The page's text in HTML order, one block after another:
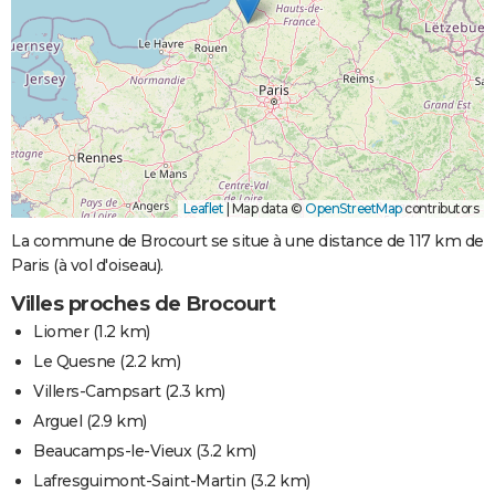
Leaflet Map data © OpenStreetMapcontributors
La commune de Brocourt se situe à une distance de 117 km de
Paris (à vol d'oiseau).
Villes proches de Brocourt
Liomer(1.2 km)
Le Quesne (2.2 km)
Villers-Campsart(2.3 km)
Arguel (2.9 km)
Beaucamps-le-Vieux(3.2 km)
Lafresguimont-Saint-Martin (3.2 km)